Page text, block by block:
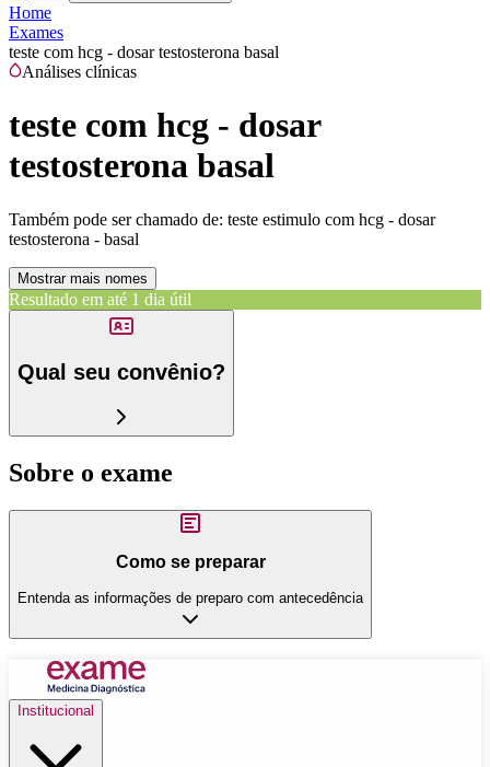
Home
Exames
teste com hcg - dosar testosterona basal
Análises clínicas
teste com hcg - dosar
testosterona basal
Também pode ser chamado de: teste estimulo com hcg - dosar
testosterona - basal
Mostrar mais nomes
Resultado em até 1 dia útil
Qual seu convênio?
Sobre o exame
Como se preparar
Entenda as informações de preparo com antecedência
Institucional